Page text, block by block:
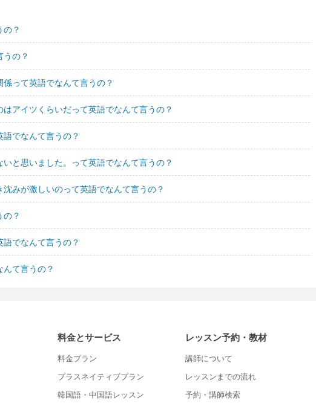
？
うの？
って英語でなんて言うの？
アイツくらいだって英語でなんて言うの？
でなんて言うの？
と思いました。って英語でなんて言うの？
みが激しいのって英語でなんて言うの？
？
でなんて言うの？
て言うの？
料金とサービス
料金プラン
プラスネイティブプラン
韓国語・中国語レッスン
レッスン予約・教材
講師について
レッスンまでの流れ
予約・講師検索